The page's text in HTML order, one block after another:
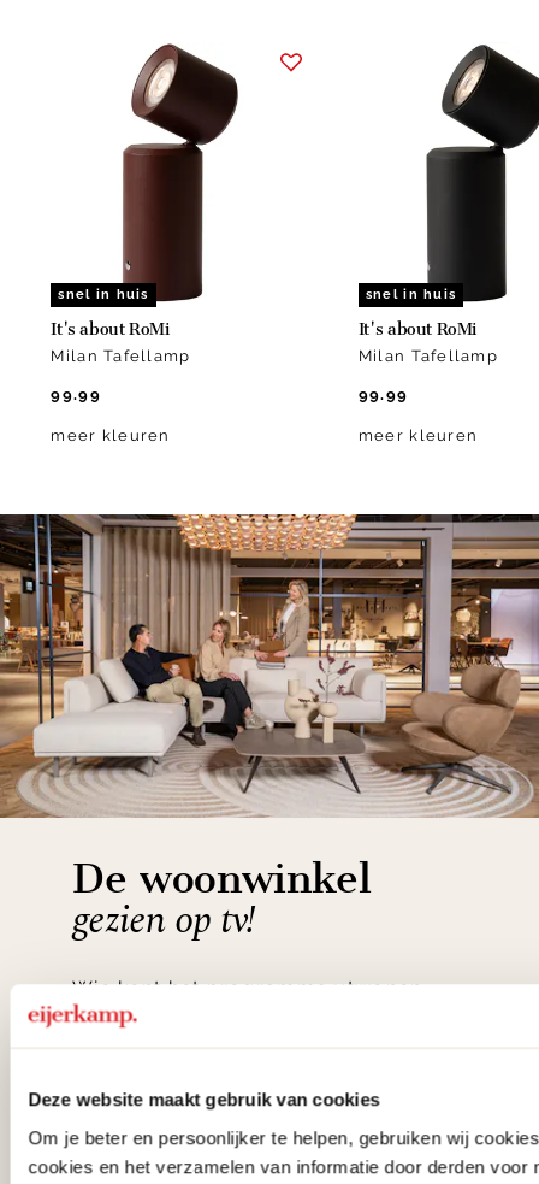
Deze website maakt gebruik van cookies
Om je beter en persoonlijker te helpen, gebruiken wij
cookies en het verzamelen van informatie door derden voor
snel in huis
It's about RoMi
Milan Tafellamp
99.99
meer kleuren
snel in huis
It's about RoMi
Milan Tafellamp
99.99
meer kleuren
De woonwinkel
gezien op tv!
Wie kent het programma vtwonen
'Weer verliefd op je huis' niet? We
slaap- en designcollecties
samengesteld met de mooiste